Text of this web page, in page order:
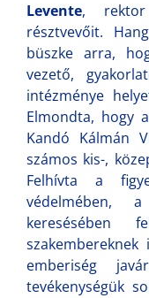
Levente, rektor
résztvevőit.
büszke arra,
vezető,
intézménye
Elmondta, hogy
Kandó Kálmán
számos kis-,
Felhívta a
védelmében,
keresésében
emberiség
tevékenységük